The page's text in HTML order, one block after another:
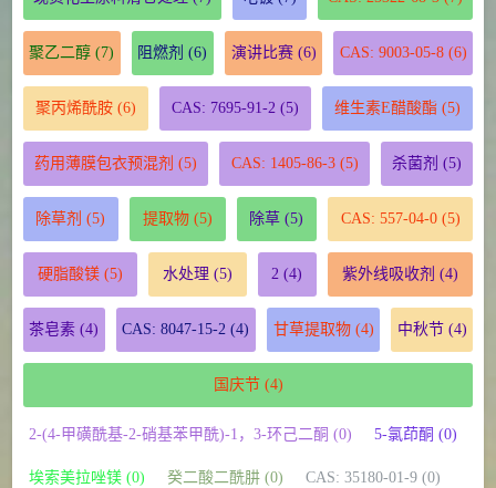
聚乙二醇 (7) 阻燃剂 (6) 演讲比赛(6) CAS: 9003-05-8(6)
聚丙烯酰胺(6) CAS: 7695-91-2 (5) 维生素E醋酸酯 (5)
药用薄膜包衣预混剂 (5) CAS: 1405-86-3(5) 杀菌剂 (5)
除草剂 (5) 提取物(5) 除草 (5) CAS: 557-04-0(5)
硬脂酸镁(5) 水处理 (5) 2 (4) 紫外线吸收剂 (4)
茶皂素 (4) CAS: 8047-15-2 (4) 甘草提取物(4) 中秋节(4)
国庆节(4)
2-(4-甲磺酰基-2-硝基苯甲酰)-1，3-环己二酮 (0) 5-氯茚酮 (0)
埃索美拉唑镁 (0) 癸二酸二酰肼 (0) CAS: 35180-01-9 (0)